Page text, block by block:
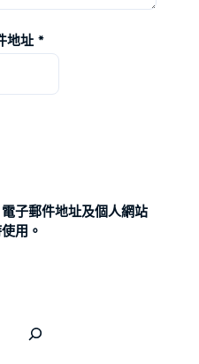
地址 *
子郵件地址及個人網站
用。